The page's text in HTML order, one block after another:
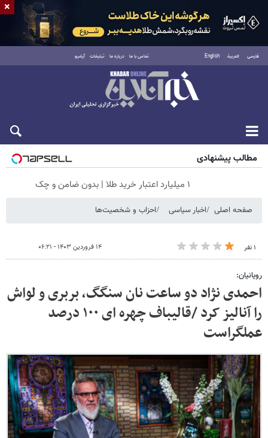
فارسی العربية English تماس با ما درباره ما تبلیغات آرشیو
جمعه ۱۶ مرداد ۱۴۰۵
مطالب پیشنهادی
۱ میلیارد اعتبار خرید طلا | بدون ضامن و چک
صفحه اصلی اخبار سیاسی احزاب و شخصیت‌ها
۱ نفر ۱۴ فروردین ۱۴۰۳ - ۰۶:۲۱
رویانیان:
احمدی نژاد دو ساعت نان سنگگ، بربری و لواش
را آنالیز کرد /قالیباف چهره ای ۱۰۰ درصد
عملگراست
×